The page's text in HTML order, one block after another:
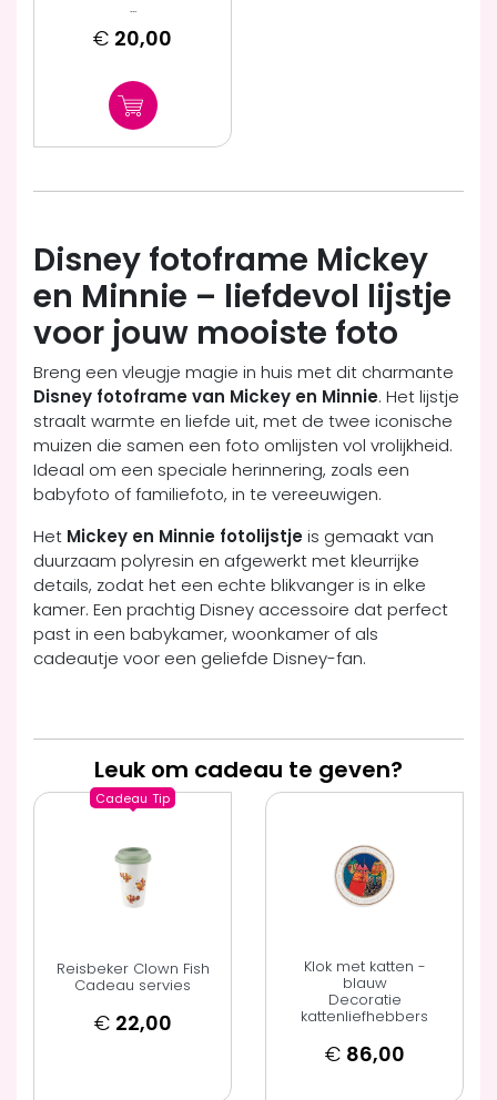
...
€ 20,00
Disney fotoframe Mickey
en Minnie – liefdevol lijstje
voor jouw mooiste foto
Breng een vleugje magie in huis met dit charmante
Disney fotoframe van Mickey en Minnie. Het lijstje
straalt warmte en liefde uit, met de twee iconische
muizen die samen een foto omlijsten vol vrolijkheid.
Ideaal om een speciale herinnering, zoals een
babyfoto of familiefoto, in te vereeuwigen.
Het Mickey en Minnie fotolijstjeis gemaakt van
duurzaam polyresin en afgewerkt met kleurrijke
details, zodat het een echte blikvanger is in elke
kamer. Een prachtig Disney accessoire dat perfect
past in een babykamer, woonkamer of als
cadeautje voor een geliefde Disney-fan.
Leuk om cadeau te geven?
Cadeau Tip
Reisbeker Clown Fish
Cadeau servies
€ 22,00
Klok met katten -
blauw
Decoratie
kattenliefhebbers
€ 86,00